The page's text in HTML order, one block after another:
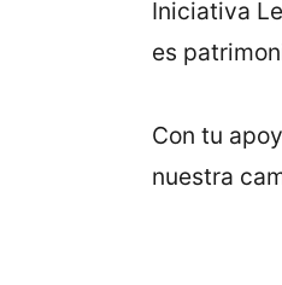
Iniciativa
es
Con tu
nuestra